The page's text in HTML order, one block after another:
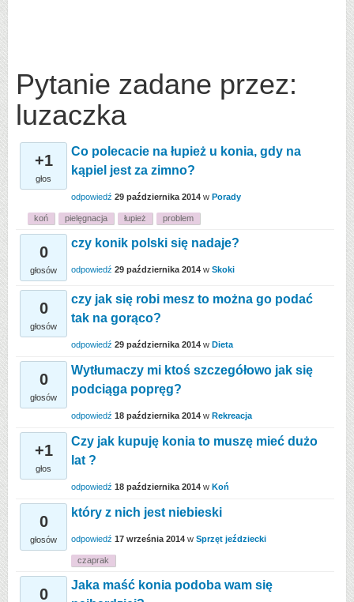
Pytanie zadane przez:
luzaczka
+1
głos
Co polecacie na łupież u konia, gdy na
kąpiel jest za zimno?
odpowiedź 29 października 2014 w Porady
koń pielęgnacja łupież problem
0
głosów
czy konik polski się nadaje?
odpowiedź 29 października 2014 w Skoki
0
głosów
czy jak się robi mesz to można go podać
tak na gorąco?
odpowiedź 29 października 2014 w Dieta
0
głosów
Wytłumaczy mi ktoś szczegółowo jak się
podciąga popręg?
odpowiedź 18 października 2014 w Rekreacja
+1
głos
Czy jak kupuję konia to muszę mieć dużo
lat ?
odpowiedź 18 października 2014 w Koń
0
głosów
który z nich jest niebieski
odpowiedź 17 września 2014 w Sprzęt jeździecki
czaprak
0
Jaka maść konia podoba wam się